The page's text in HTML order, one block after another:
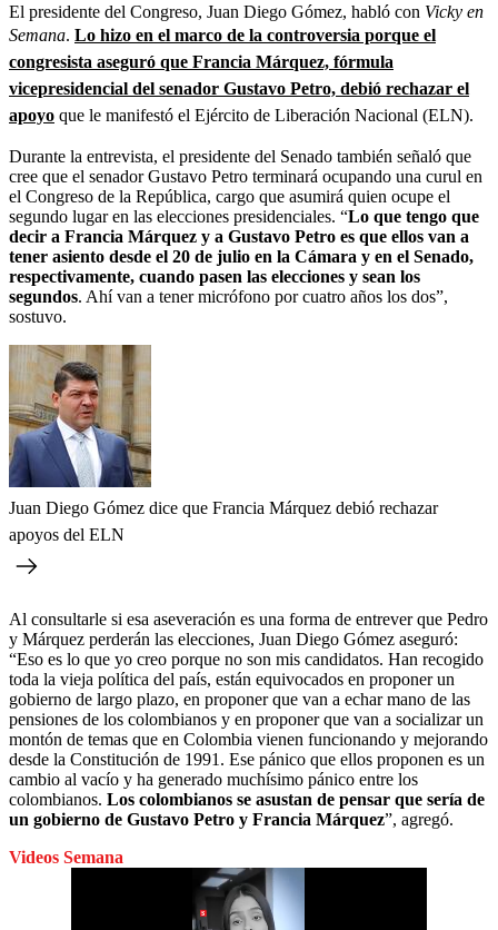
El presidente del Congreso, Juan Diego Gómez, habló con Vicky en
Semana. Lo hizo en el marco de la controversia porque el
congresista aseguró que Francia Márquez, fórmula
vicepresidencial del senador Gustavo Petro, debió rechazar el
apoyo que le manifestó el Ejército de Liberación Nacional (ELN).
Durante la entrevista, el presidente del Senado también señaló que
cree que el senador Gustavo Petro terminará ocupando una curul en
el Congreso de la República, cargo que asumirá quien ocupe el
segundo lugar en las elecciones presidenciales. “Lo que tengo que
decir a Francia Márquez y a Gustavo Petro es que ellos van a
tener asiento desde el 20 de julio en la Cámara y en el Senado,
respectivamente, cuando pasen las elecciones y sean los
segundos. Ahí van a tener micrófono por cuatro años los dos”,
sostuvo.
Juan Diego Gómez dice que Francia Márquez debió rechazar
apoyos del ELN
Al consultarle si esa aseveración es una forma de entrever que Pedro
y Márquez perderán las elecciones, Juan Diego Gómez aseguró:
“Eso es lo que yo creo porque no son mis candidatos. Han recogido
toda la vieja política del país, están equivocados en proponer un
gobierno de largo plazo, en proponer que van a echar mano de las
pensiones de los colombianos y en proponer que van a socializar un
montón de temas que en Colombia vienen funcionando y mejorando
desde la Constitución de 1991. Ese pánico que ellos proponen es un
cambio al vacío y ha generado muchísimo pánico entre los
colombianos. Los colombianos se asustan de pensar que sería de
un gobierno de Gustavo Petro y Francia Márquez”, agregó.
Videos Semana